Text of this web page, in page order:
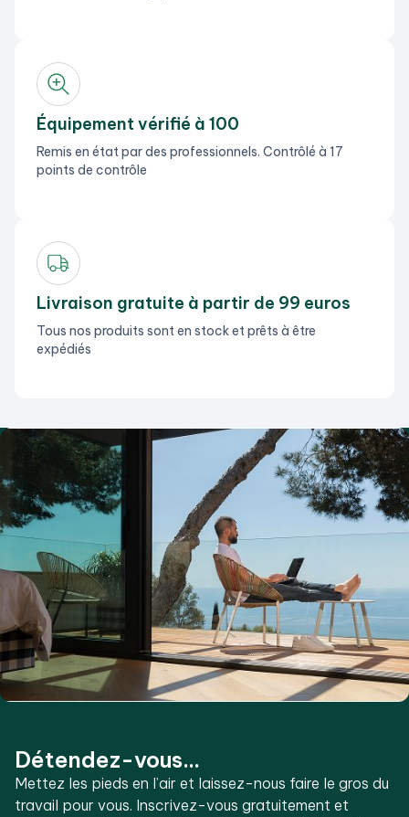
Équipement vérifié à 100
Remis en état par des professionnels. Contrôlé à 17
points de contrôle
Livraison gratuite à partir de 99 euros
Tous nos produits sont en stock et prêts à être
expédiés
Détendez-vous...
Mettez les pieds en l’air et laissez-nous faire le gros du
travail pour vous. Inscrivez-vous gratuitement et